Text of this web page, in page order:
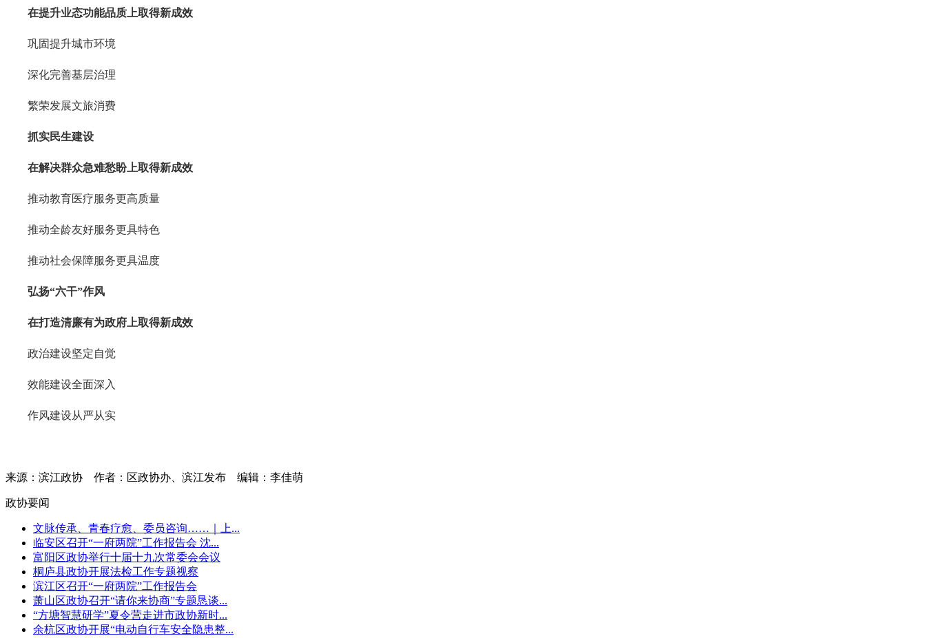
在提升业态功能品质上取得新成效
巩固提升城市环境
深化完善基层治理
繁荣发展文旅消费
抓实民生建设
在解决群众急难愁盼上取得新成效
推动教育医疗服务更高质量
推动全龄友好服务更具特色
推动社会保障服务更具温度
弘扬“六干”作风
在打造清廉有为政府上取得新成效
政治建设坚定自觉
效能建设全面深入
作风建设从严从实
来源：滨江政协 作者：区政协办、滨江发布 编辑：李佳萌
政协要闻
文脉传承、青春疗愈、委员咨询……｜上...
临安区召开“一府两院”工作报告会 沈...
富阳区政协举行十届十九次常委会会议
桐庐县政协开展法检工作专题视察
滨江区召开“一府两院”工作报告会
萧山区政协召开“请你来协商”专题恳谈...
“方塘智慧研学”夏令营走进市政协新时...
余杭区政协开展“电动自行车安全隐患整...